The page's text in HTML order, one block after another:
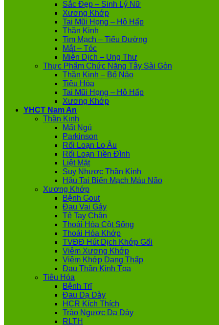
Sắc Đẹp – Sinh Lý Nữ
Xương Khớp
Tai Mũi Họng – Hô Hấp
Thần Kinh
Tim Mạch – Tiểu Đường
Mắt – Tóc
Miễn Dịch – Ung Thư
Thực Phẩm Chức Năng Tây Sài Gòn
Thần Kinh – Bổ Não
Tiêu Hóa
Tai Mũi Họng – Hô Hấp
Xương Khớp
YHCT Nam An
Thần Kinh
Mất Ngủ
Parkinson
Rối Loạn Lo Âu
Rối Loạn Tiền Đình
Liệt Mặt
Suy Nhược Thần Kinh
Hậu Tai Biến Mạch Máu Não
Xương Khớp
Bệnh Gout
Đau Vai Gáy
Tê Tay Chân
Thoái Hóa Cột Sống
Thoái Hóa Khớp
TVĐĐ Hút Dịch Khớp Gối
Viêm Xương Khớp
Viêm Khớp Dạng Thấp
Đau Thần Kinh Tọa
Tiêu Hóa
Bệnh Trĩ
Đau Dạ Dày
HCR Kích Thích
Trào Ngược Dạ Dày
RLTH